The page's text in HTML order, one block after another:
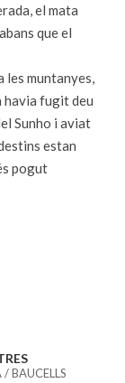
el mata
que el
les muntanyes,
havia fugit deu
Sunho i aviat
estan
pogut
/ BAUCELLS